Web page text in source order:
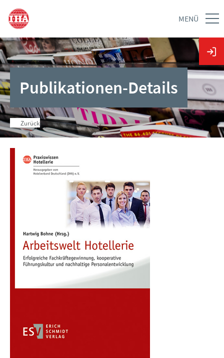
MENÜ
Publikationen-Details
Zurück